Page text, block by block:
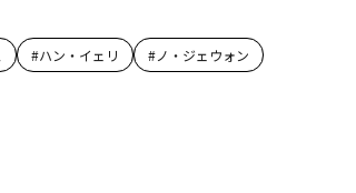
#ハン・イェリ #ノ・ジェウォン